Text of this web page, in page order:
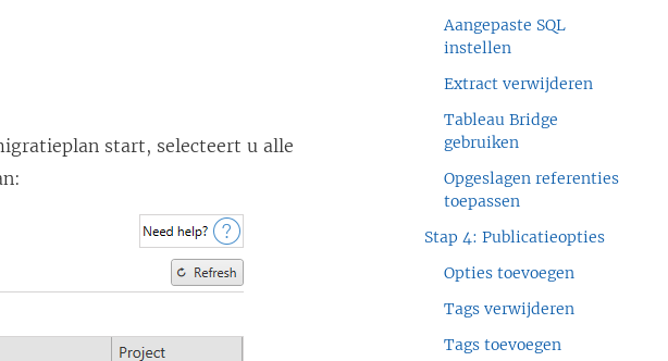
start, selecteert u alle
Aangepaste SQL
instellen
Extract verwijderen
Tableau Bridge
gebruiken
Opgeslagen referenties
toepassen
Stap 4: Publicatieopties
Opties toevoegen
Tags verwijderen
Tags toevoegen